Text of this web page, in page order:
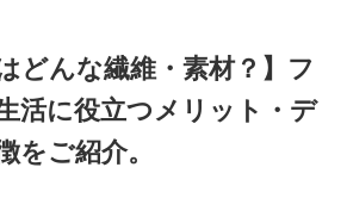
どんな繊維・素材？】フ
活に役立つメリット・デ
をご紹介。